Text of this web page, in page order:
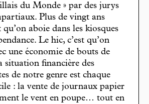
du Monde » par des jurys
Plus de vingt ans
qu’on aboie dans les kiosques
Le hic, c’est qu’on
une économie de bouts de
situation financière des
de notre genre est chaque
: la vente de journaux papier
le vent en poupe… tout en